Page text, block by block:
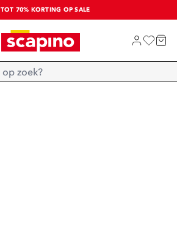
TOT 70% KORTING OP SALE
SALE: LAATSTE KANS!
SHOP NIEUW
Home